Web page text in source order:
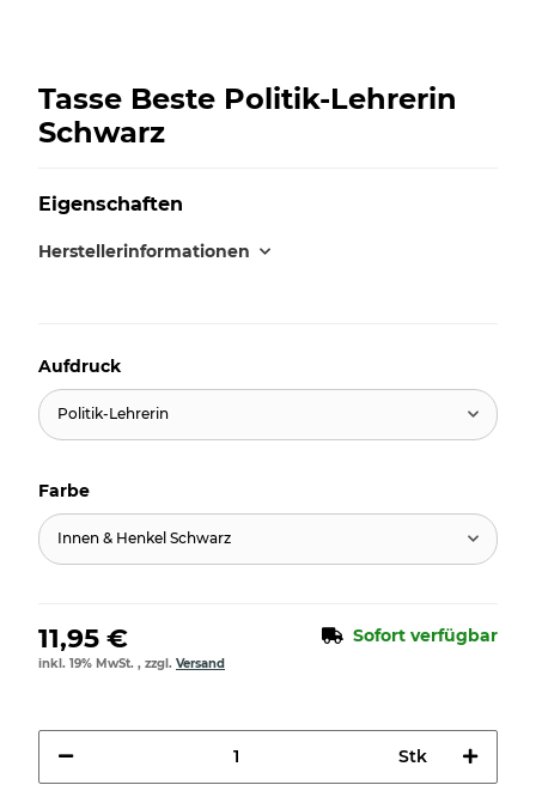
Tasse Beste Politik-Lehrerin
Schwarz
Eigenschaften
Herstellerinformationen
Aufdruck
Politik-Lehrerin
Farbe
Innen & Henkel Schwarz
11,95 € Sofort verfügbar
inkl. 19% MwSt. , zzgl. Versand
Stk